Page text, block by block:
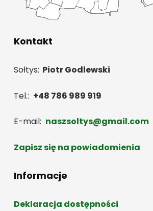
Kontakt
Sołtys: Piotr Godlewski
Tel.: +48 786 989 919
E-mail: naszsoltys@gmail.com
Zapisz się na powiadomienia
Informacje
Deklaracja dostępności